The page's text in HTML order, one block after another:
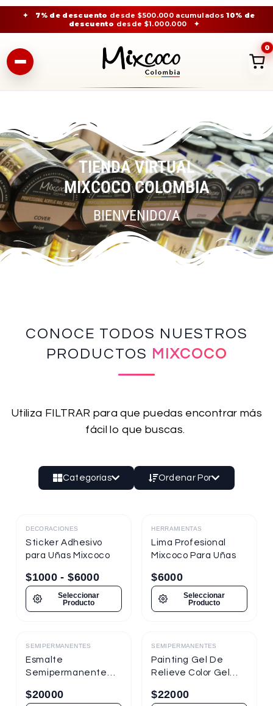
✦ 7% de descuento desde $500.000 acumulados10% de
descuento desde $1.000.000 ✦
0
TIENDA VIRTUAL
MIXCOCO COLOMBIA
BIENVENIDO/A
CONOCE TODOS NUESTROS
PRODUCTOS MIXCOCO
Utiliza FILTRAR para que puedas encontrar más
fácil lo que buscas.
Categorías Ordenar Por
Destacado
DECORACIONES
Sticker Adhesivo
para Uñas Mixcoco
$1000 - $6000
Seleccionar
Producto
Destacado
HERRAMIENTAS
Lima Profesional
Mixcoco Para Uñas
$6000
Seleccionar
Producto
Destacado
SEMIPERMANENTES
Esmalte
Semipermanente
Semitraslúcido 7.5ml
$20000
Destacado
SEMIPERMANENTES
Painting Gel De
Relieve Color Gel
$22000